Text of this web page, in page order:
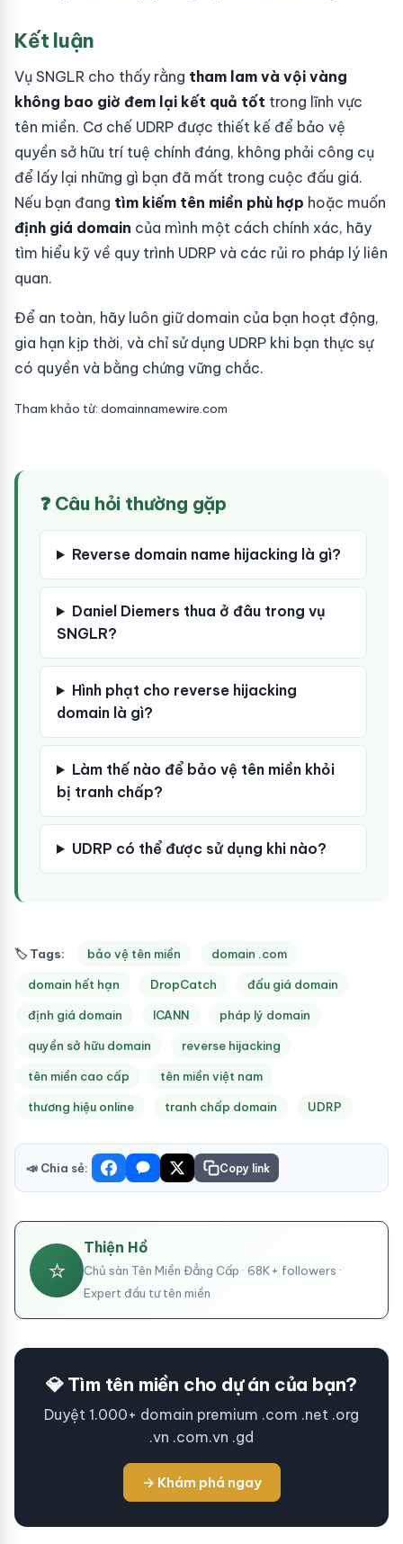
Kết luận
Vụ SNGLR cho thấy rằng tham lam và vội vàng
không bao giờ đem lại kết quả tốt trong lĩnh vực
tên miền. Cơ chế UDRP được thiết kế để bảo vệ
quyền sở hữu trí tuệ chính đáng, không phải công cụ
để lấy lại những gì bạn đã mất trong cuộc đấu giá.
Nếu bạn đang tìm kiếm tên miền phù hợp hoặc muốn
định giá domain của mình một cách chính xác, hãy
tìm hiểu kỹ về quy trình UDRP và các rủi ro pháp lý liên
quan.
Để an toàn, hãy luôn giữ domain của bạn hoạt động,
gia hạn kịp thời, và chỉ sử dụng UDRP khi bạn thực sự
có quyền và bằng chứng vững chắc.
Tham khảo từ: domainnamewire.com
❓ Câu hỏi thường gặp
Reverse domain name hijacking là gì?
Daniel Diemers thua ở đâu trong vụ
SNGLR?
Hình phạt cho reverse hijacking
domain là gì?
Làm thế nào để bảo vệ tên miền khỏi
bị tranh chấp?
UDRP có thể được sử dụng khi nào?
🏷 Tags: bảo vệ tên miền domain .com
domain hết hạn DropCatch đấu giá domain
định giá domain ICANN pháp lý domain
quyền sở hữu domain reverse hijacking
tên miền cao cấp tên miền việt nam
thương hiệu online tranh chấp domain UDRP
📣 Chia sẻ: Copy link
⭐
Thiện Hồ
Chủ sàn Tên Miền Đẳng Cấp · 68K+ followers ·
Expert đầu tư tên miền
💎 Tìm tên miền cho dự án của bạn?
Duyệt 1.000+ domain premium .com .net .org
.vn .com.vn .gd
→ Khám phá ngay